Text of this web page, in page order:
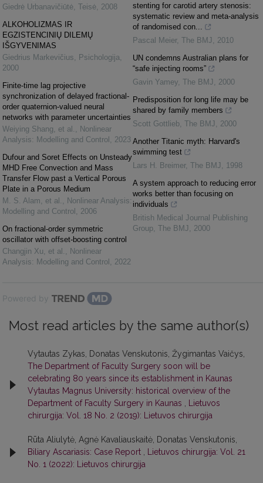
Giedrė Urbanavičiūtė, Teisė, 2008
ALKOHOLIZMAS IR
EGZISTENCINIŲ DILEMŲ
IŠGYVENIMAS
Giedrius Markevičius, Psichologija,
2000
Finite-time lag projective
synchronization of delayed fractional-
order quaternion-valued neural
networks with parameter uncertainties
Weiying Shang, et al. , Nonlinear
Analysis: Modelling and Control , 2023
Dufour and Soret Effects on Unsteady
MHD Free Convection and Mass
Transfer Flow past a Vertical Porous
Plate in a Porous Medium
M. S. Alam, et al. , Nonlinear Analysis:
Modelling and Control , 2006
On fractional-order symmetric
oscillator with offset-boosting control
Changjin Xu, et al. , Nonlinear
Analysis: Modelling and Control , 2022
stenting for carotid artery stenosis:
systematic review and meta-analysis
of randomised con...
Pascal Meier, The BMJ, 2010
UN condemns Australian plans for
“safe injecting rooms”
Gavin Yamey, The BMJ, 2000
Predisposition for long life may be
shared by family members
Scott Gottlieb, The BMJ, 2000
Another Titanic myth: Harvard's
swimming test
Lars H. Breimer, The BMJ, 1998
A system approach to reducing error
works better than focusing on
individuals
British Medical Journal Publishing
Group, The BMJ, 2000
Powered by
Most read articles by the same author(s)
Vytautas Zykas, Donatas Venskutonis, Žygimantas Vaičys,
The Department of Faculty Surgery soon will be
celebrating 80 years since its establishment in Kaunas
Vytautas Magnus University: historical overview of the
Department of Faculty Surgery in Kaunas
Lietuvos
chirurgija: Vol. 18 No. 2 (2019): Lietuvos chirurgija
Rūta Aliulytė, Agnė Kavaliauskaitė, Donatas Venskutonis,
Biliary Ascariasis: Case Report
Lietuvos chirurgija: Vol. 21
No. 1 (2022): Lietuvos chirurgija